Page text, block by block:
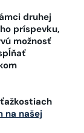
druhej
príspevku,
možnosť
na našej